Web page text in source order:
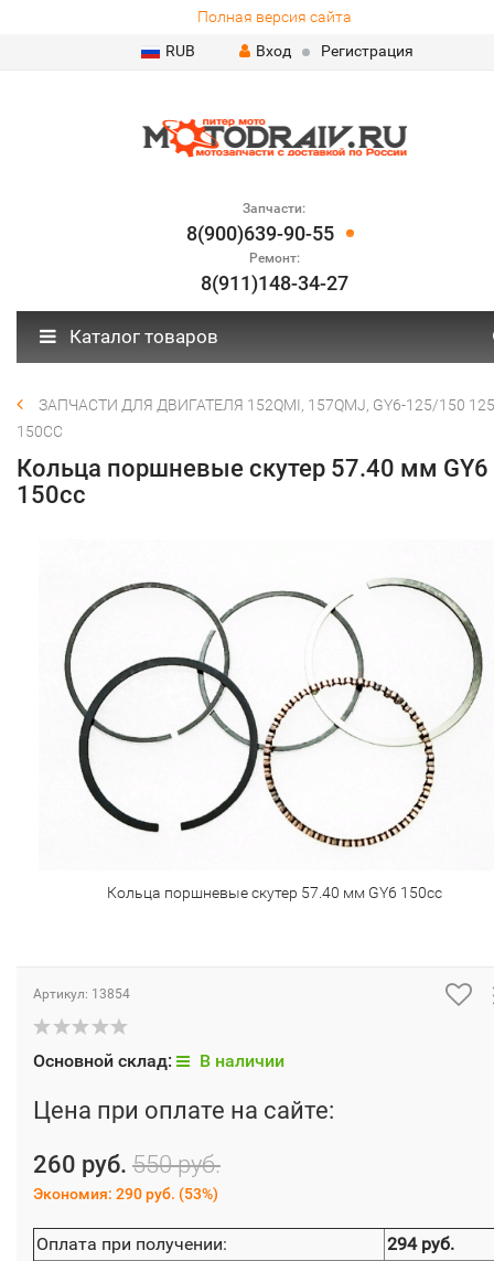
Полная версия сайта
RUB
Вход Регистрация
Запчасти:
8(900)639-90-55
Ремонт:
8(911)148-34-27
Каталог товаров
ЗАПЧАСТИ ДЛЯ ДВИГАТЕЛЯ 152QMI, 157QMJ, GY6-125/150
150СС
Кольца поршневые скутер 57.40 мм GY6
150cc
Кольца поршневые скутер 57.40 мм GY6 150cc
Артикул: 13854
Основной склад: В наличии
Цена при оплате на сайте:
260 руб. 550 руб.
Экономия: 290 руб. (53%)
Оплата при получении:
294 руб.